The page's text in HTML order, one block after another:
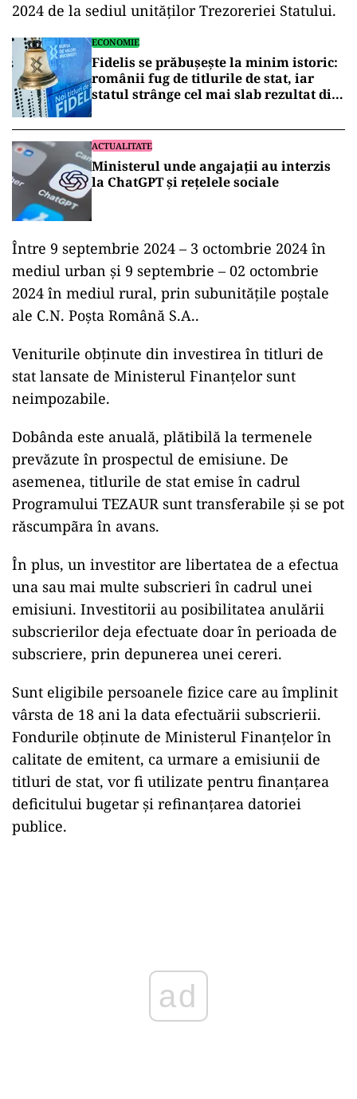
2024 de la sediul unităților Trezoreriei Statului.
ECONOMIE
Fidelis se prăbușește la minim istoric:
românii fug de titlurile de stat, iar
statul strânge cel mai slab rezultat din
ACTUALITATE
Ministerul unde angajații au interzis
la ChatGPT și rețelele sociale
Între 9 septembrie 2024 – 3 octombrie 2024 în
mediul urban și 9 septembrie – 02 octombrie
2024 în mediul rural, prin subunitățile poștale
ale C.N. Poșta Română S.A..
Veniturile obținute din investirea în titluri de
stat lansate de Ministerul Finanțelor sunt
neimpozabile.
Dobânda este anuală, plătibilă la termenele
prevăzute în prospectul de emisiune. De
asemenea, titlurile de stat emise în cadrul
Programului TEZAUR sunt transferabile și se pot
răscumpãra în avans.
În plus, un investitor are libertatea de a efectua
una sau mai multe subscrieri în cadrul unei
emisiuni. Investitorii au posibilitatea anulării
subscrierilor deja efectuate doar în perioada de
subscriere, prin depunerea unei cereri.
Sunt eligibile persoanele fizice care au împlinit
vârsta de 18 ani la data efectuării subscrierii.
Fondurile obținute de Ministerul Finanțelor în
calitate de emitent, ca urmare a emisiunii de
titluri de stat, vor fi utilizate pentru finanțarea
deficitului bugetar și refinanțarea datoriei
publice.
ad